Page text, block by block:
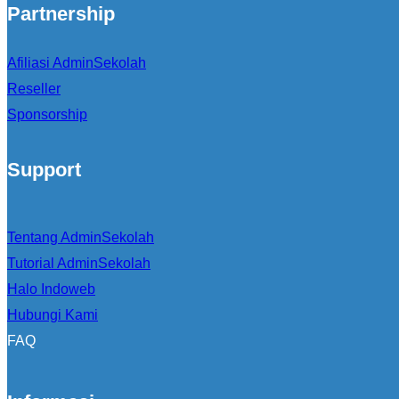
Partnership
Afiliasi AdminSekolah
Reseller
Sponsorship
Support
Tentang AdminSekolah
Tutorial AdminSekolah
Halo Indoweb
Hubungi Kami
FAQ